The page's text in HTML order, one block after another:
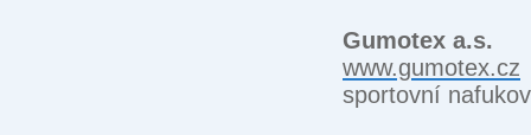
Gumotex a.s.
www.gumotex.cz
sportovní